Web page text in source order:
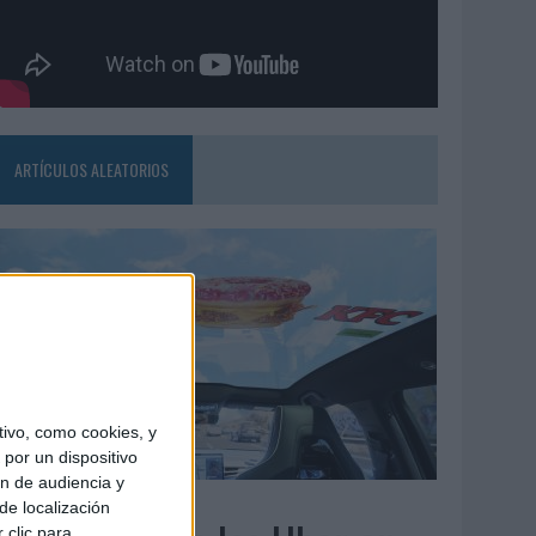
como cookies, y
un dispositivo
de audiencia y
localización
clic para
ARTÍCULOS ALEATORIOS